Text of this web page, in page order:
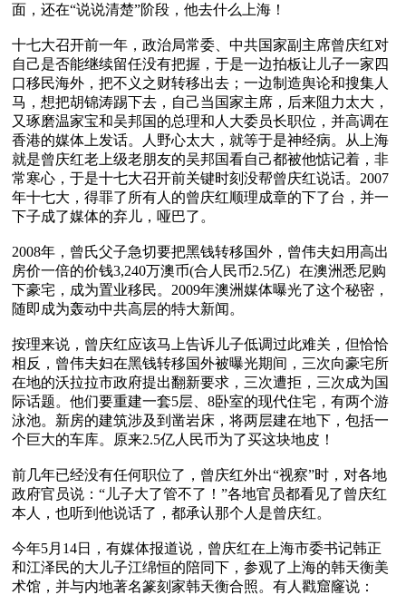
面，还在“说说清楚”阶段，他去什么上海！
十七大召开前一年，政治局常委、中共国家副主席曾庆红对
自己是否能继续留任没有把握，于是一边拍板让儿子一家四
口移民海外，把不义之财转移出去；一边制造舆论和搜集人
马，想把胡锦涛踢下去，自己当国家主席，后来阻力太大，
又琢磨温家宝和吴邦国的总理和人大委员长职位，并高调在
香港的媒体上发话。人野心太大，就等于是神经病。从上海
就是曾庆红老上级老朋友的吴邦国看自己都被他惦记着，非
常寒心，于是十七大召开前关键时刻没帮曾庆红说话。2007
年十七大，得罪了所有人的曾庆红顺理成章的下了台，并一
下子成了媒体的弃儿，哑巴了。
2008年，曾氏父子急切要把黑钱转移国外，曾伟夫妇用高出
房价一倍的价钱3,240万澳币(合人民币2.5亿）在澳洲悉尼购
下豪宅，成为置业移民。2009年澳洲媒体曝光了这个秘密，
随即成为轰动中共高层的特大新闻。
按理来说，曾庆红应该马上告诉儿子低调过此难关，但恰恰
相反，曾伟夫妇在黑钱转移国外被曝光期间，三次向豪宅所
在地的沃拉拉市政府提出翻新要求，三次遭拒，三次成为国
际话题。他们要重建一套5层、8卧室的现代住宅，有两个游
泳池。新房的建筑涉及到凿岩床，将两层建在地下，包括一
个巨大的车库。原来2.5亿人民币为了买这块地皮！
前几年已经没有任何职位了，曾庆红外出“视察”时，对各地
政府官员说：“儿子大了管不了！”各地官员都看见了曾庆红
本人，也听到他说话了，都承认那个人是曾庆红。
今年5月14日，有媒体报道说，曾庆红在上海市委书记韩正
和江泽民的大儿子江绵恒的陪同下，参观了上海的韩天衡美
术馆，并与内地著名篆刻家韩天衡合照。有人戳窟窿说：